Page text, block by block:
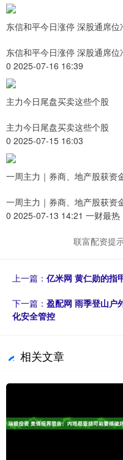
东信和平今日涨停 深股通席
东信和平今日涨停 深股通席
0 2025-07-16 16:39
主力今日尾盘买卖这些个股
主力今日尾盘买卖这些个股
0 2025-07-15 16:03
一周主力｜券商、地产股获资
一周主力｜券商、地产股获资
0 2025-07-13 14:21 一财最热
联富配资提
上一篇： 亿米网 黄仁勋的指
下一篇： 盈配网 雨季登山户
化安全管控
相关文章